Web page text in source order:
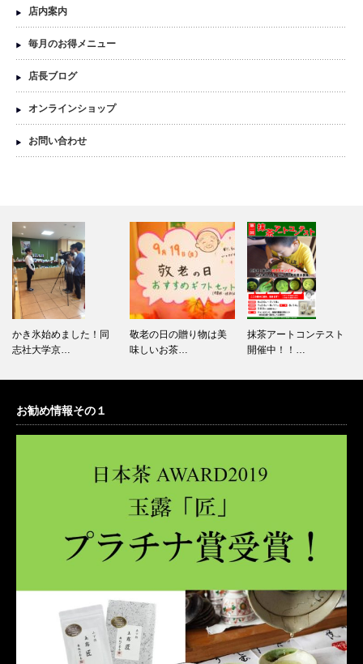
店内案内
毎月のお得メニュー
店長ブログ
オンラインショップ
お問い合わせ
敬老の日の贈り物は美
味しいお茶…
抹茶アートコンテスト
開催中！！…
店内改装いたしまし
た！！
お勧め情報その１